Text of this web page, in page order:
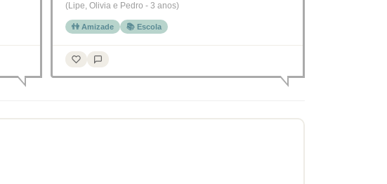
(Lipe, Olivia e Pedro - 3 anos)
👫 Amizade 📚 Escola